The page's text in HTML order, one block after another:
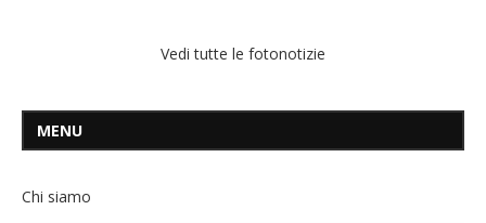
Vedi tutte le fotonotizie
MENU
Chi siamo